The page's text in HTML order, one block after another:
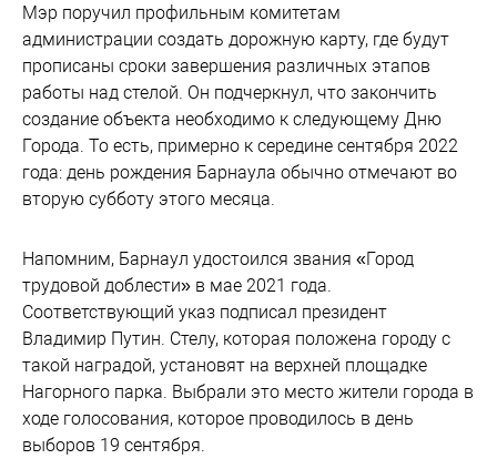
Мэр поручил профильным комитетам
администрации создать дорожную карту, где будут
прописаны сроки завершения различных этапов
работы над стелой. Он подчеркнул, что закончить
создание объекта необходимо к следующему Дню
Города. То есть, примерно к середине сентября 2022
года: день рождения Барнаула обычно отмечают во
вторую субботу этого месяца.
Напомним, Барнаул удостоился звания «Город
трудовой доблести» в мае 2021 года.
Соответствующий указ подписал президент
Владимир Путин. Стелу, которая положена городу с
такой наградой, установят на верхней площадке
Нагорного парка. Выбрали это место жители города в
ходе голосования, которое проводилось в день
выборов 19 сентября.